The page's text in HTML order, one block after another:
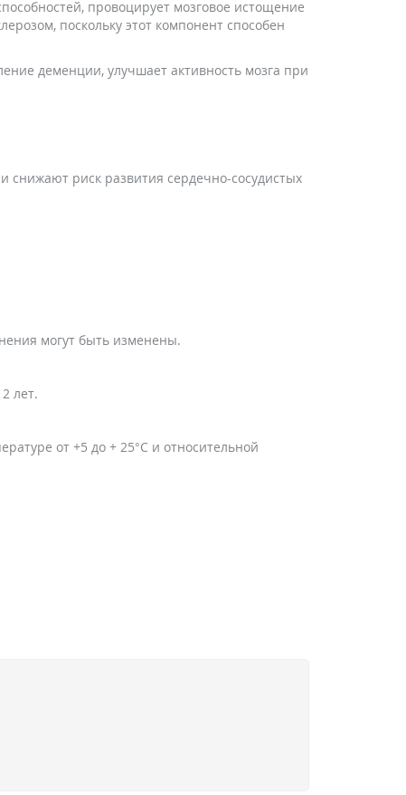
провоцирует мозговое истощение
поскольку этот компонент способен
деменции, улучшает активность мозга при
снижают риск развития сердечно-сосудистых
могут быть изменены.
лет.
от +5 до + 25°C и относительной